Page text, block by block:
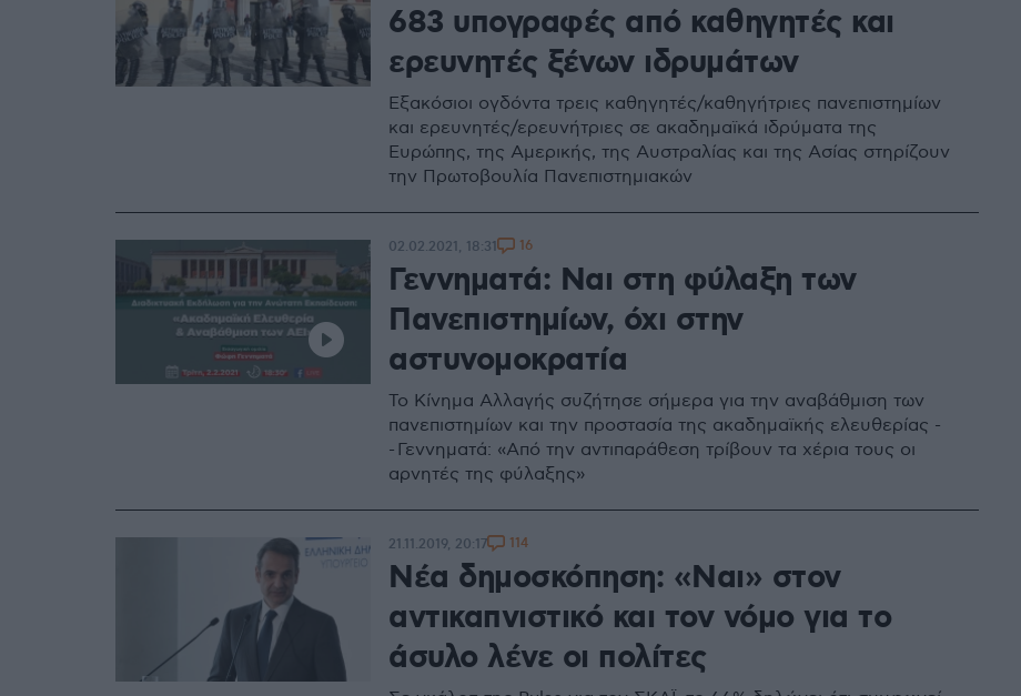
683 υπογραφές από καθηγητές και
ερευνητές ξένων ιδρυμάτων
Εξακόσιοι ογδόντα τρεις καθηγητές/καθηγήτριες πανεπιστημίων
και ερευνητές/ερευνήτριες σε ακαδημαϊκά ιδρύματα της
Ευρώπης, της Αμερικής, της Αυστραλίας και της Ασίας στηρίζουν
την Πρωτοβουλία Πανεπιστημιακών
Γεννηματά: Ναι στη φύλαξη των
Πανεπιστημίων, όχι στην
αστυνομοκρατία
Το Κίνημα Αλλαγής συζήτησε σήμερα για την αναβάθμιση των
πανεπιστημίων και την προστασία της ακαδημαϊκής ελευθερίας -
- Γεννηματά: «Από την αντιπαράθεση τρίβουν τα χέρια τους οι
αρνητές της φύλαξης»
02.02.2021, 18:31 16
Νέα δημοσκόπηση: «Ναι» στον
αντικαπνιστικό και τον νόμο για το
άσυλο λένε οι πολίτες
21.11.2019, 20:17 114